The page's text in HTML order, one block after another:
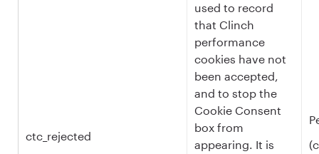
ctc_rejected
used to record
that Clinch
performance
cookies have not
been accepted,
and to stop the
Cookie Consent
box from
appearing. It is